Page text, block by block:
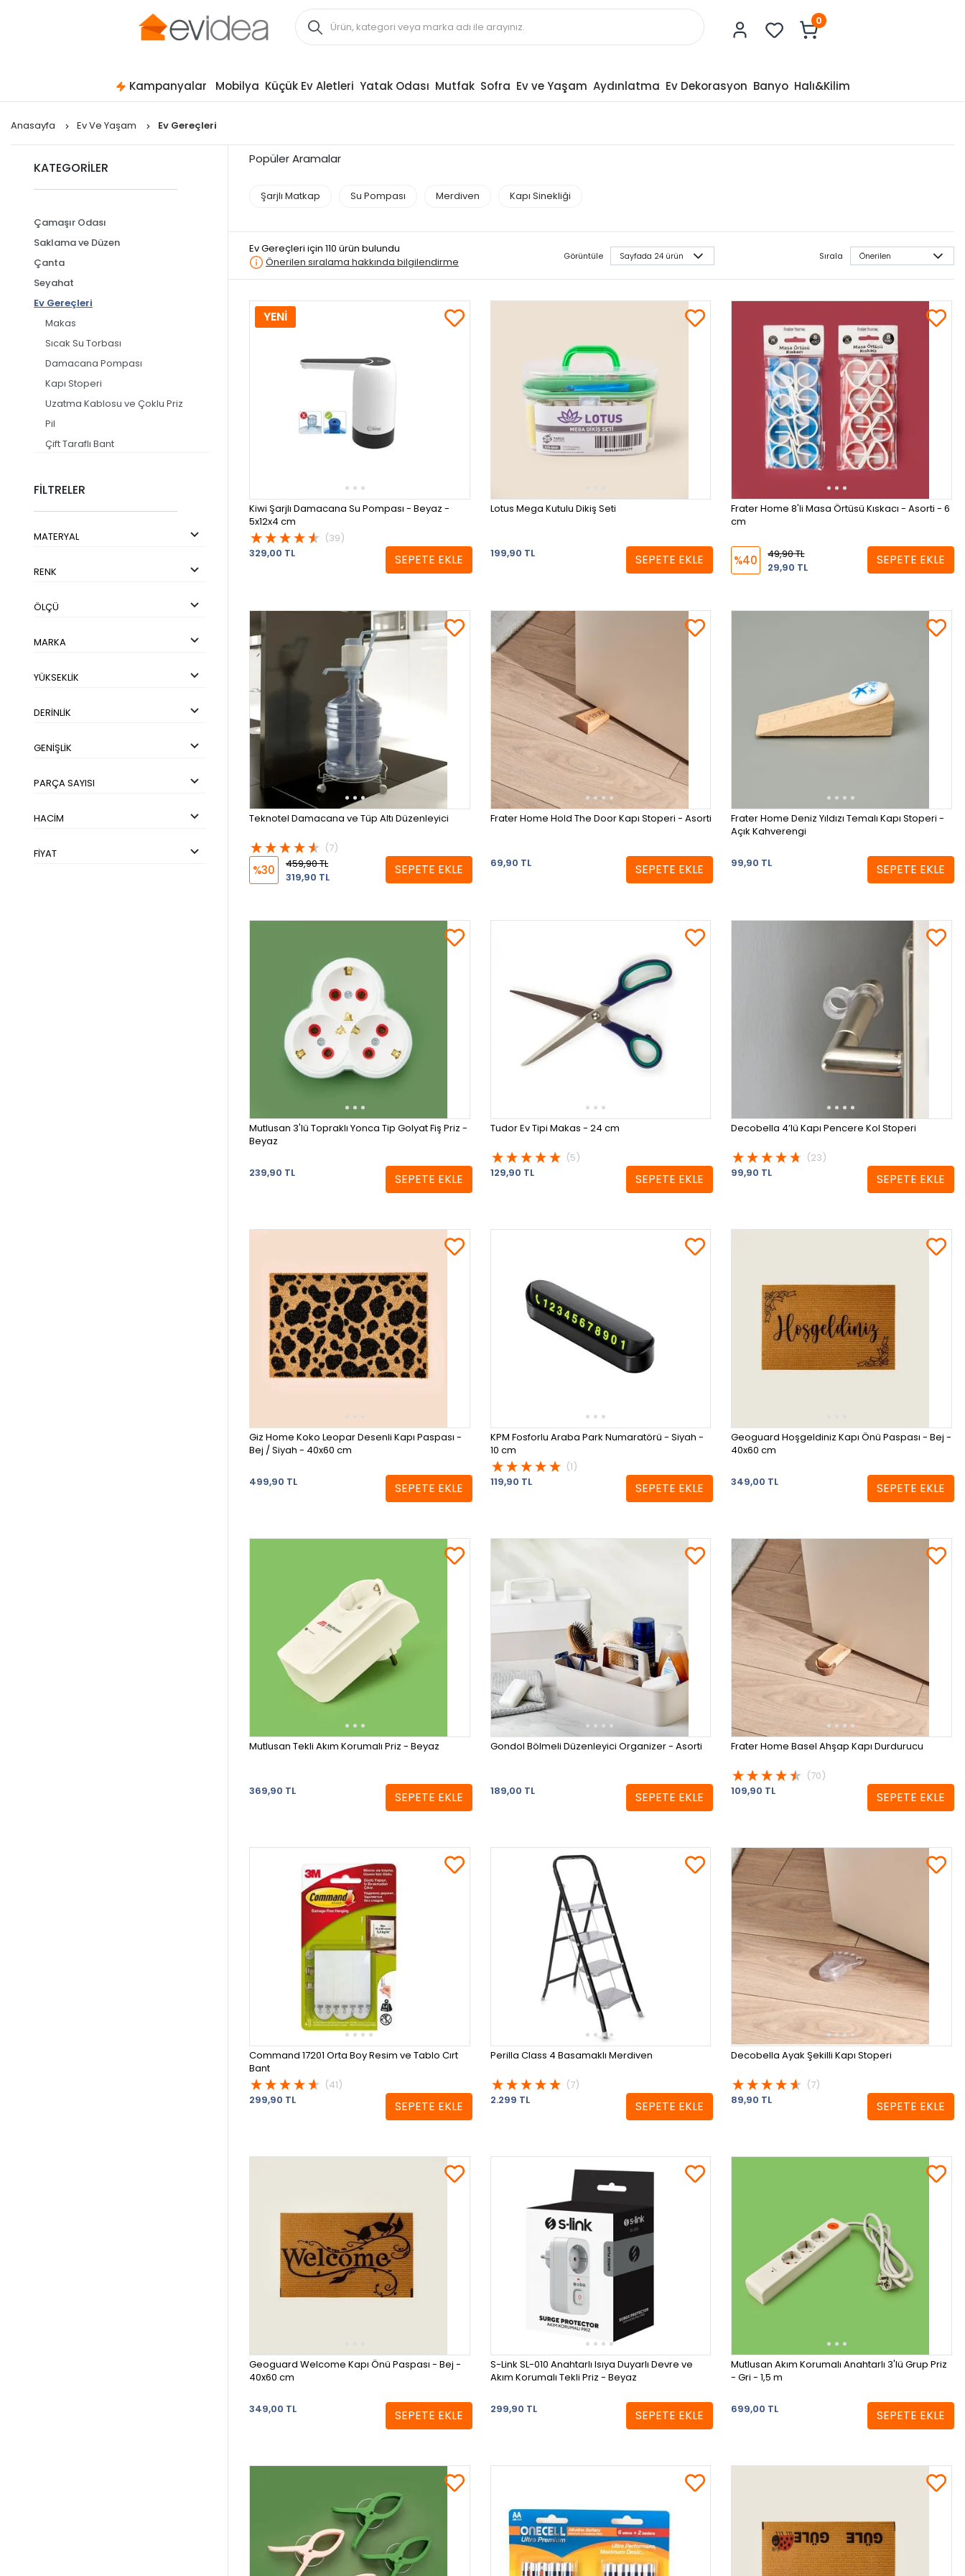
0
Kampanyalar Mobilya Küçük Ev Aletleri Yatak Odası Mutfak Sofra Ev ve Yaşam Aydınlatma Ev Dekorasyon Banyo Halı&Kilim
Anasayfa Ev Ve Yaşam Ev Gereçleri
KATEGORİLER
Çamaşır Odası
Saklama ve Düzen
Çanta
Seyahat
Ev Gereçleri
Makas
Sıcak Su Torbası
Damacana Pompası
Kapı Stoperi
Uzatma Kablosu ve Çoklu Priz
Pil
Çift Taraflı Bant
Kapı Önü Paspası
Bahçe ve Balkon
Ev ve Hobi Ürünleri
Deniz ve Plaj Ürünleri
FİLTRELER
MATERYAL
RENK
ÖLÇÜ
MARKA
YÜKSEKLIK
DERINLIK
GENIŞLIK
PARÇA SAYISI
HACIM
FIYAT
Popüler Aramalar
Şarjlı Matkap Su Pompası Merdiven Kapı Sinekliği
Ev Gereçleri için 110 ürün bulundu
Önerilen sıralama hakkında bilgilendirme
Görüntüle Sırala
Kiwi Şarjlı Damacana Su Pompası - Beyaz -
5x12x4 cm
(39)
329,00 TL
SEPETE EKLE
YENİ
Lotus Mega Kutulu Dikiş Seti
199,90 TL SEPETE EKLE
Frater Home 8'li Masa Örtüsü Kıskacı - Asorti - 6
cm
%40
49,90 TL
29,90 TL
SEPETE EKLE
Teknotel Damacana ve Tüp Altı Düzenleyici
(7)
%30
459,90 TL
319,90 TL
SEPETE EKLE
Frater Home Hold The Door Kapı Stoperi - Asorti
69,90 TL SEPETE EKLE
Frater Home Deniz Yıldızı Temalı Kapı Stoperi -
Açık Kahverengi
99,90 TL SEPETE EKLE
Mutlusan 3'lü Topraklı Yonca Tip Golyat Fiş Priz -
Beyaz
239,90 TL SEPETE EKLE
Tudor Ev Tipi Makas - 24 cm
(5)
129,90 TL
SEPETE EKLE
Decobella 4’lü Kapı Pencere Kol Stoperi
(23)
99,90 TL
SEPETE EKLE
Giz Home Koko Leopar Desenli Kapı Paspası -
Bej / Siyah - 40x60 cm
499,90 TL SEPETE EKLE
KPM Fosforlu Araba Park Numaratörü - Siyah -
10 cm
(1)
119,90 TL
SEPETE EKLE
Geoguard Hoşgeldiniz Kapı Önü Paspası - Bej -
40x60 cm
349,00 TL SEPETE EKLE
Mutlusan Tekli Akım Korumalı Priz - Beyaz
369,90 TL SEPETE EKLE
Gondol Bölmeli Düzenleyici Organizer - Asorti
189,00 TL SEPETE EKLE
Frater Home Basel Ahşap Kapı Durdurucu
(70)
109,90 TL
SEPETE EKLE
Command 17201 Orta Boy Resim ve Tablo Cırt
Bant
(41)
299,90 TL
SEPETE EKLE
Perilla Class 4 Basamaklı Merdiven
(7)
2.299 TL
SEPETE EKLE
Decobella Ayak Şekilli Kapı Stoperi
(7)
89,90 TL
SEPETE EKLE
Geoguard Welcome Kapı Önü Paspası - Bej -
40x60 cm
349,00 TL SEPETE EKLE
S-Link SL-010 Anahtarlı Isıya Duyarlı Devre ve
Akım Korumalı Tekli Priz - Beyaz
299,90 TL SEPETE EKLE
Mutlusan Akım Korumalı Anahtarlı 3'lü Grup Priz
- Gri - 1,5 m
699,00 TL SEPETE EKLE